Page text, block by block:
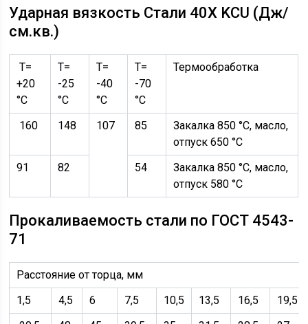
Ударная вязкость Стали 40Х KCU (Дж/
см.кв.)
Т=
+20
°С
Т=
-25
°С
Т=
-40
°С
Т=
-70
°С
Термообработка
160 148 107 85
Закалка 850 °С, масло,
отпуск 650 °С
91
82 54
Закалка 850 °С, масло,
отпуск 580 °С
Прокаливаемость стали по ГОСТ 4543-
71
Расстояние от торца, мм
1,5
4,5 6 7,5 10,5 13,5 16,5
19,5